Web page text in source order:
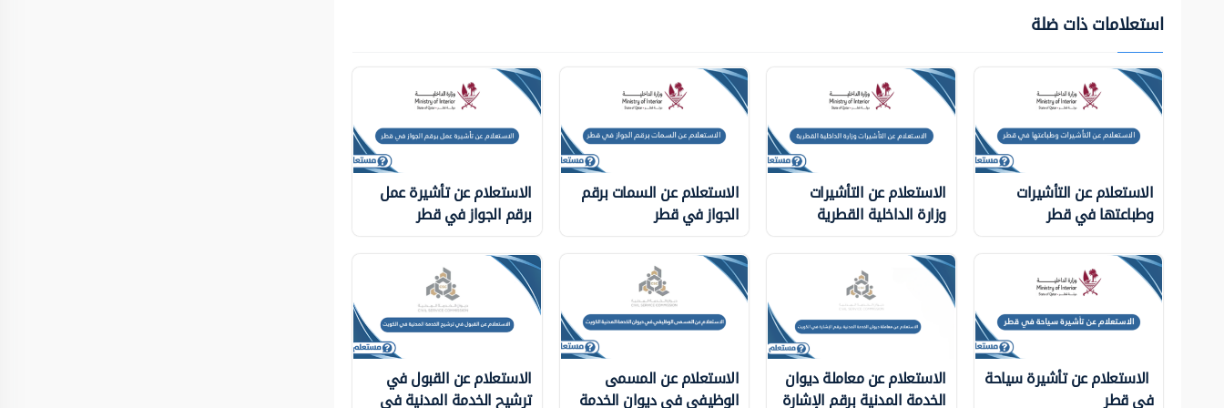
استعلامات ذات ضلة
الاستعلام عن التأشيرات
وطباعتها في قطر
الاستعلام عن التأشيرات
وزارة الداخلية ‏القطرية
الاستعلام عن السمات برقم
الجواز في قطر
الاستعلام عن تأشيرة عمل
برقم الجواز في قطر
الاستعلام عن تأشيرة سياحة
في قطر
الاستعلام عن معاملة ديوان
الخدمة المدنية برقم الإشارة
الاستعلام عن المسمى
الوظيفي في ديوان الخدمة
الاستعلام عن القبول في
ترشيح الخدمة المدنية في